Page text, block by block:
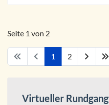
Seite 1 von 2
1 2
Virtueller Rundgang